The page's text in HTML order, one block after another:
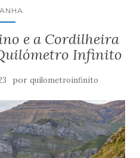
e a Cordilheira
Infinito
por quilometroinfinito